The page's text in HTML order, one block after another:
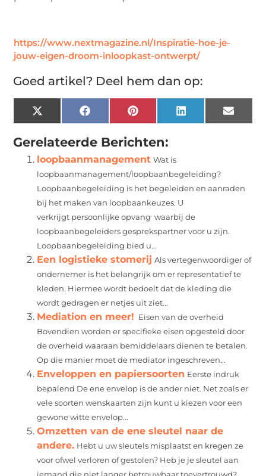
https://www.nextmagazine.nl/Inspiratie-hoe-je-
jouw-eigen-droom-inloopkast-ontwerpt/
Goed artikel? Deel hem dan op:
X
(Twitter)
FacebookPinterest LinkedIn Email
Gerelateerde Berichten:
loopbaanmanagement Wat is
loopbaanmanagement/loopbaanbegeleiding?
Loopbaanbegeleiding is het begeleiden en aanraden
bij het maken van loopbaankeuzes. U
verkrijgt persoonlijke opvang waarbij de
loopbaanbegeleiders gesprekspartner voor u zijn.
Loopbaanbegeleiding bied u...
Een logistieke stomerij Als vertegenwoordiger of
ondernemer is het belangrijk om er representatief te
kleden. Hiermee wordt bedoelt dat de kleding die
wordt gedragen er netjes uit ziet...
Mediation en meer! Eisen van de overheid
Bovendien worden er specifieke eisen opgesteld door
de overheid waaraan bemiddelaars dienen te betalen.
Op die manier moet de mediator ingeschreven...
Enveloppen en papiersoorten Eerste indruk
bepalend De ene envelop is de ander niet. Net zoals er
vele soorten wenskaarten zijn kunt u kiezen voor een
gewone witte envelop...
Omzetten van de ene sleutel naar de
andere. Hebt u uw sleutels misplaatst en kregen ze
voor ofwel verloren of gestolen? Heb je je sleutel aan